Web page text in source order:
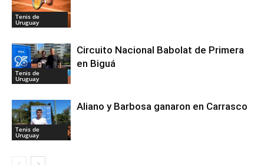
Tenis de
Uruguay
Tenis de
Uruguay
Circuito Nacional Babolat de Primera
en Biguá
Tenis de
Uruguay
Aliano y Barbosa ganaron en Carrasco